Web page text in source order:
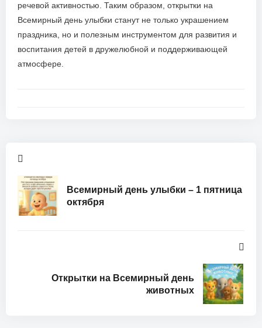
речевой активностью. Таким образом, открытки на
Всемирный день улыбки станут не только украшением
праздника, но и полезным инструментом для развития и
воспитания детей в дружелюбной и поддерживающей
атмосфере.
Всемирный день улыбки – 1 пятница
октября
Открытки на Всемирный день
животных